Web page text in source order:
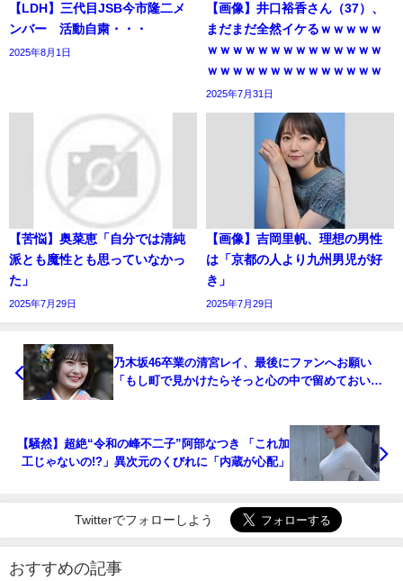
【LDH】三代目JSB今市隆二メ
ンバー 活動自粛・・・
2025年8月1日
【画像】井口裕香さん（37）、
まだまだ全然イケるｗｗｗｗｗ
ｗｗｗｗｗｗｗｗｗｗｗｗｗｗ
ｗｗｗｗｗｗｗｗｗｗｗｗｗｗ
2025年7月31日
【苦悩】奥菜恵「自分では清純
派とも魔性とも思っていなかっ
た」
2025年7月29日
【画像】吉岡里帆、理想の男性
は「京都の人より九州男児が好
き」
2025年7月29日
乃木坂46卒業の清宮レイ、最後にファンへお願い
「もし町で見かけたらそっと心の中で留めておい
【騒然】超絶“令和の峰不二子”阿部なつき 「これ加
工じゃないの!?」異次元のくびれに「内蔵が心配」
Twitterでフォローしよう
おすすめの記事